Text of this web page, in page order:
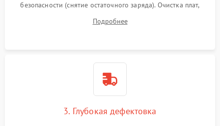
безопасности (снятие остаточного заряда). Очистка плат,
и кистей для предотвращения перегрева и замыканий.
Подробнее
3. Глубокая дефектовка